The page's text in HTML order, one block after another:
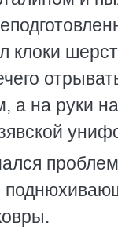
а на руки